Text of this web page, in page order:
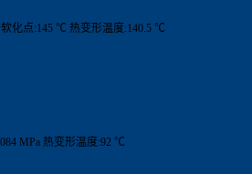
软化点:145 ℃ 热变形温度:140.5 ℃
MPa 热变形温度:92 ℃